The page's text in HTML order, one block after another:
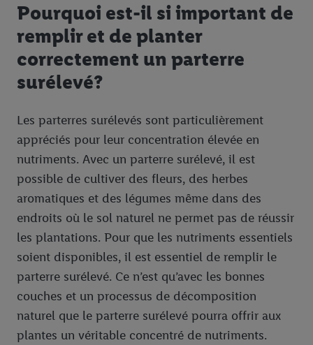
Pourquoi est-il si important de
remplir et de planter
correctement un parterre
surélevé?
Les parterres surélevés sont particulièrement
appréciés pour leur concentration élevée en
nutriments. Avec un parterre surélevé, il est
possible de cultiver des fleurs, des herbes
aromatiques et des légumes même dans des
endroits où le sol naturel ne permet pas de réussir
les plantations. Pour que les nutriments essentiels
soient disponibles, il est essentiel de remplir le
parterre surélevé. Ce n’est qu’avec les bonnes
couches et un processus de décomposition
naturel que le parterre surélevé pourra offrir aux
plantes un véritable concentré de nutriments.